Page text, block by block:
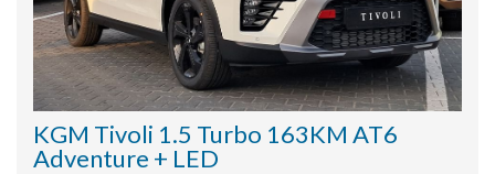
KGM Tivoli 1.5 Turbo 163KM AT6
Adventure + LED